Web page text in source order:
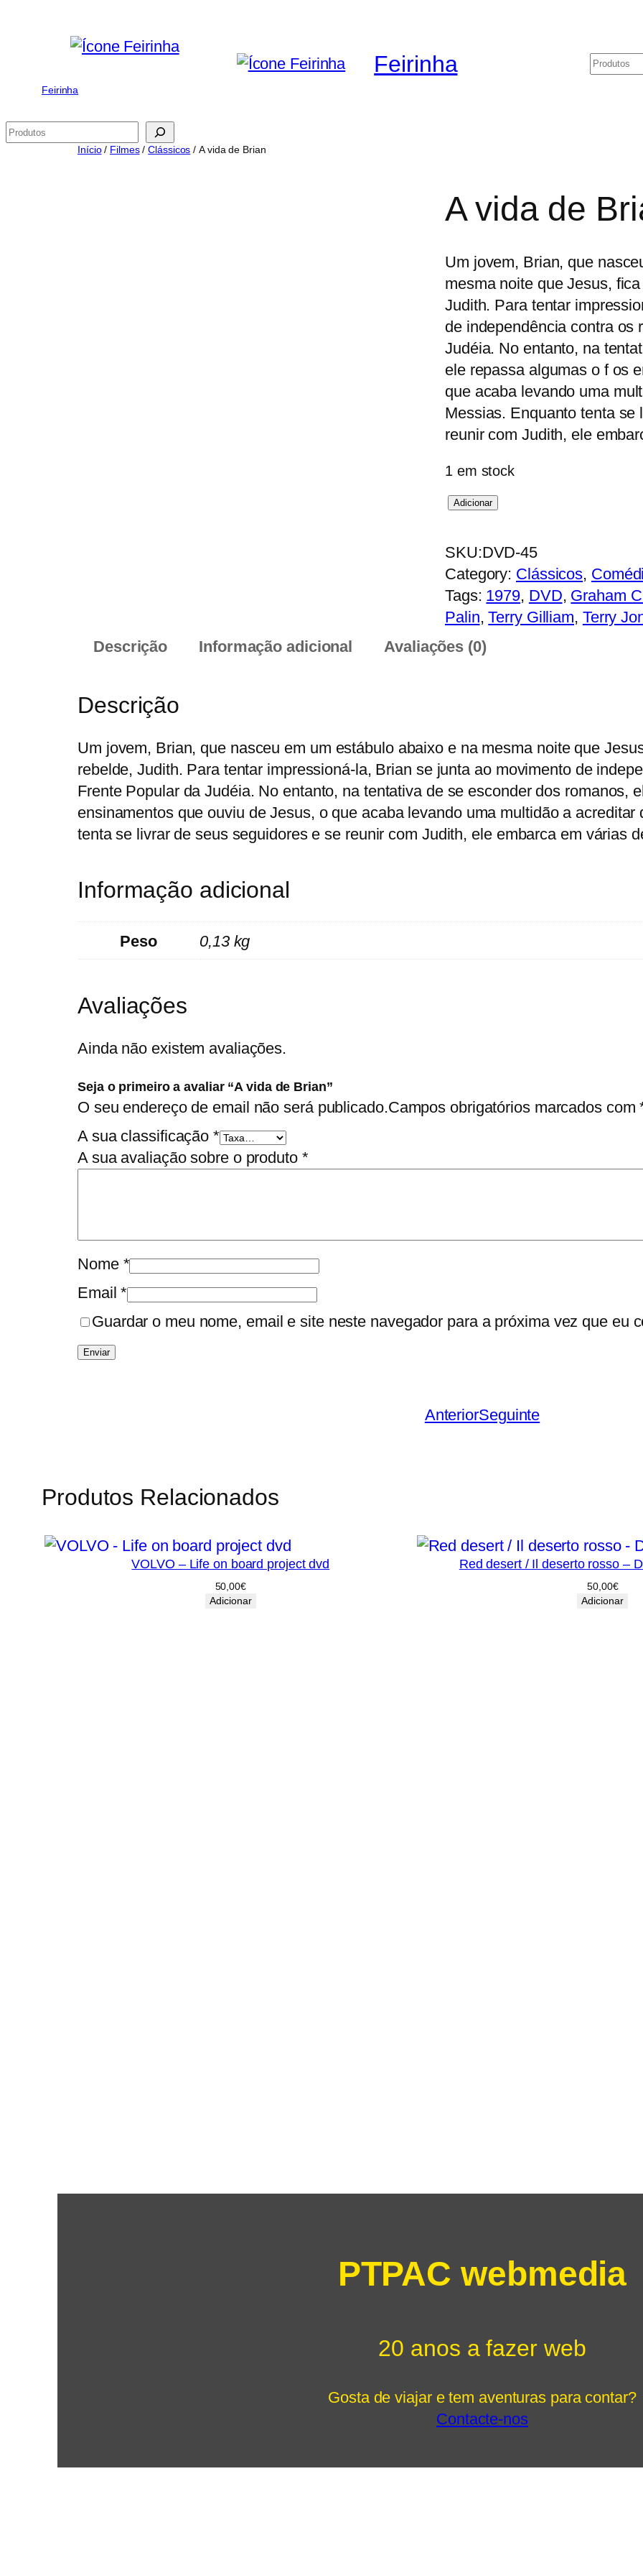
Feirinha
Feirinha
Pesquisar
Início/ Filmes/Clássicos / A vida de Brian
A vida de
Um jovem, Brian, que
mesma noite que Jesus,
Judith. Para tentar
de independência contra os
Judéia. No entanto, na
ele repassa algumas o f os
que acaba levando uma
Messias. Enquanto tenta
reunir com Judith, ele
1 em stock
Q
a
n
t
i
a
e
A
v
i
d
i
Adicionar
SKU:DVD-45
Category: Clássicos,
Tags: 1979, DVD, Graham
Palin, Terry Gilliam, Terry
Descrição
Informação adicional Avaliações (0)
Descrição
Um jovem, Brian, que nasceu em um estábulo abaixo e na mesma noite que
rebelde, Judith. Para tentar impressioná-la, Brian se junta ao movimento de
Frente Popular da Judéia. No entanto, na tentativa de se esconder dos romanos,
ensinamentos que ouviu de Jesus, o que acaba levando uma multidão a
tenta se livrar de seus seguidores e se reunir com Judith, ele embarca em várias
Informação adicional
Peso 0,13 kg
Avaliações
Ainda não existem avaliações.
Seja o primeiro a avaliar “A vida de Brian”
O seu endereço de email não será publicado.Campos obrigatórios marcados com
A sua classificação *
A sua avaliação sobre o produto *
Nome *
Email*
Guardar o meu nome, email e site neste navegador para a próxima vez que eu
AnteriorSeguinte
Produtos Relacionados
VOLVO – Life on board project dvd
50,00€
Adicionar
Red desert / Il deserto rosso –
50,00€
Adicionar
PTPAC webmedia
20 anos a fazer web
Gosta de viajar e tem aventuras para contar?
Contacte-nos